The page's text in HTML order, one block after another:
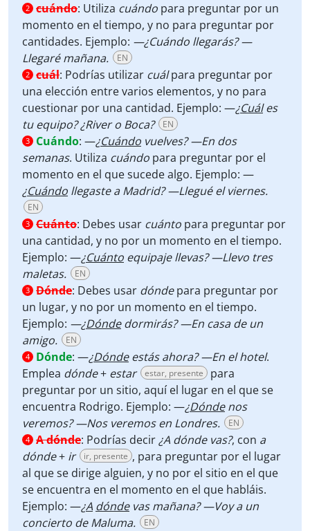
2 cuándo: Utiliza cuándo para preguntar por un
momento en el tiempo, y no para preguntar por
cantidades. Ejemplo: —¿Cuándo llegarás? —
Llegaré mañana.
EN
2 cuál: Podrías utilizar cuálpara preguntar por
una elección entre varios elementos, y no para
cuestionar por una cantidad. Ejemplo: —¿Cuáles
tu equipo? ¿River o Boca?
EN
3 Cuándo: —¿Cuándo vuelves? —En dos
semanas. Utiliza cuándo para preguntar por el
momento en el que sucede algo. Ejemplo: —
¿Cuándo llegaste a Madrid? —Llegué el viernes.
EN
3 Cuánto: Debes usar cuánto para preguntar por
una cantidad, y no por un momento en el tiempo.
Ejemplo: —¿Cuánto equipaje llevas? —Llevo tres
maletas.
EN
3 Dónde: Debes usar dóndepara preguntar por
un lugar, y no por un momento en el tiempo.
Ejemplo: —¿Dóndedormirás? —En casa de un
amigo.
EN
4 Dónde: —¿Dóndeestás ahora? —En el hotel.
Emplea dónde+ estar estar, presente
para
preguntar por un sitio, aquí el lugar en el que se
encuentra Rodrigo. Ejemplo: —¿Dóndenos
veremos? —Nos veremos en Londres.
EN
4 A dónde: Podrías decir¿A dónde vas?, con a
dónde+ ir ir, presente , para preguntar por el lugar
al que se dirige alguien, y no por el sitio en el que
se encuentra en el momento en el que habláis.
Ejemplo: —¿A dóndevas mañana? —Voy a un
concierto de Maluma.
EN